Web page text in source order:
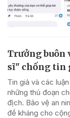
Trưởng buôn
sĩ" chống tin
Tin giả và các
những thủ đoạn
địch. Bảo vệ an
đề kháng cho